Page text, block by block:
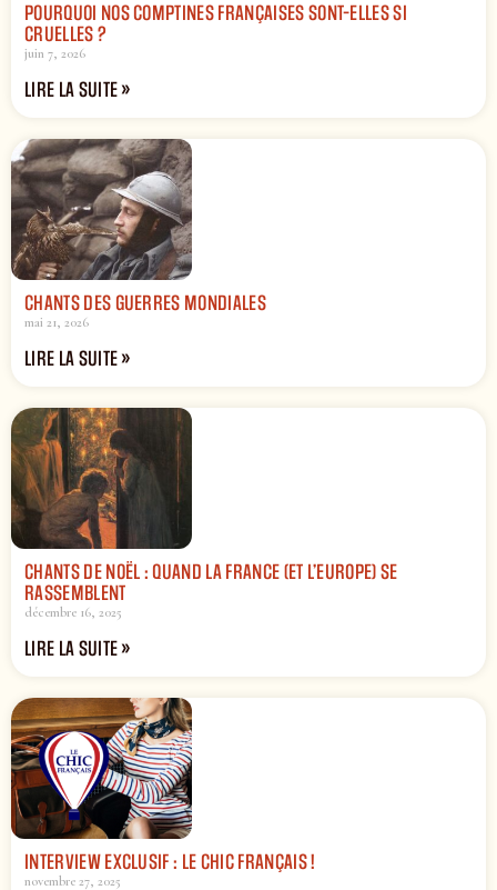
POURQUOI NOS COMPTINES FRANÇAISES SONT-ELLES SI
CRUELLES ?
juin 7, 2026
LIRE LA SUITE »
CHANTS DES GUERRES MONDIALES
mai 21, 2026
LIRE LA SUITE »
CHANTS DE NOËL : QUAND LA FRANCE (ET L’EUROPE) SE
RASSEMBLENT
décembre 16, 2025
LIRE LA SUITE »
INTERVIEW EXCLUSIF : LE CHIC FRANÇAIS !
novembre 27, 2025